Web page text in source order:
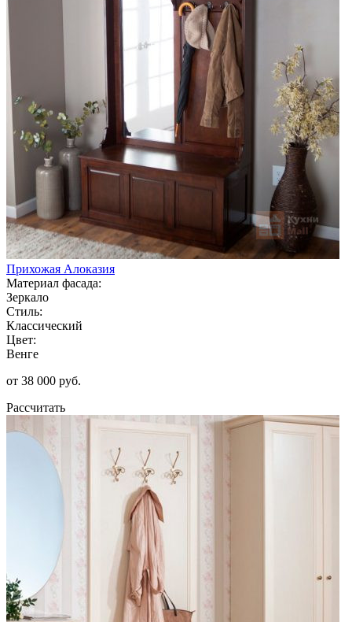
Прихожая Алоказия
Материал фасада:
Зеркало
Стиль:
Классический
Цвет:
Венге
от 38 000 руб.
Рассчитать